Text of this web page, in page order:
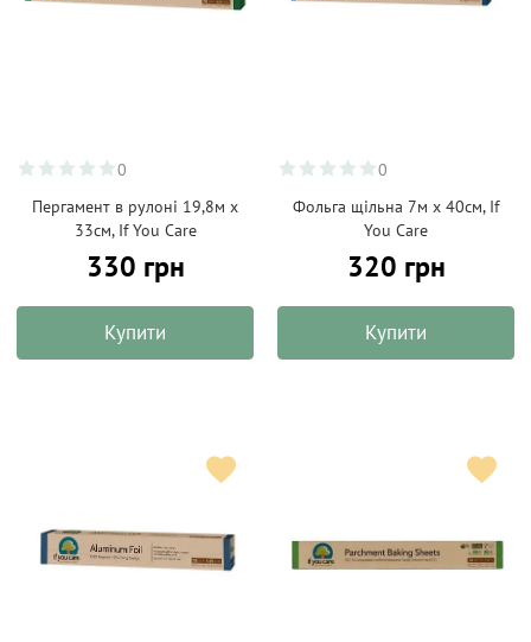
0
Пергамент в рулоні 19,8м х
33см, If You Care
330 грн
Купити
0
Фольга щільна 7м х 40см, If
You Care
320 грн
Купити